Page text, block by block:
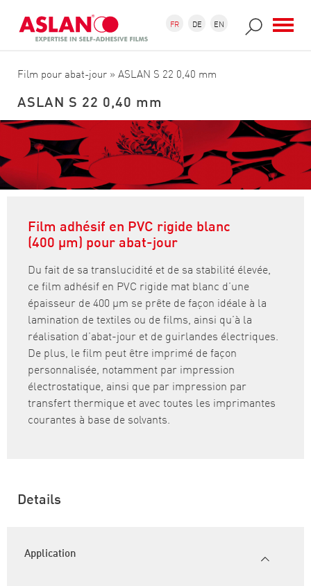
Formulaire de recherche
Recherche FR DE EN
Film pour abat-jour » ASLAN S 22 0,40 mm
ASLAN S 22 0,40 mm
Film adhésif en PVC rigide blanc
(400 µm) pour abat-jour
Du fait de sa translucidité et de sa stabilité élevée,
ce film adhésif en PVC rigide mat blanc d’une
épaisseur de 400 µm se prête de façon idéale à la
lamination de textiles ou de films, ainsi qu’à la
réalisation d’abat-jour et de guirlandes électriques.
De plus, le film peut être imprimé de façon
personnalisée, notamment par impression
électrostatique, ainsi que par impression par
transfert thermique et avec toutes les imprimantes
courantes à base de solvants.
Details
Application